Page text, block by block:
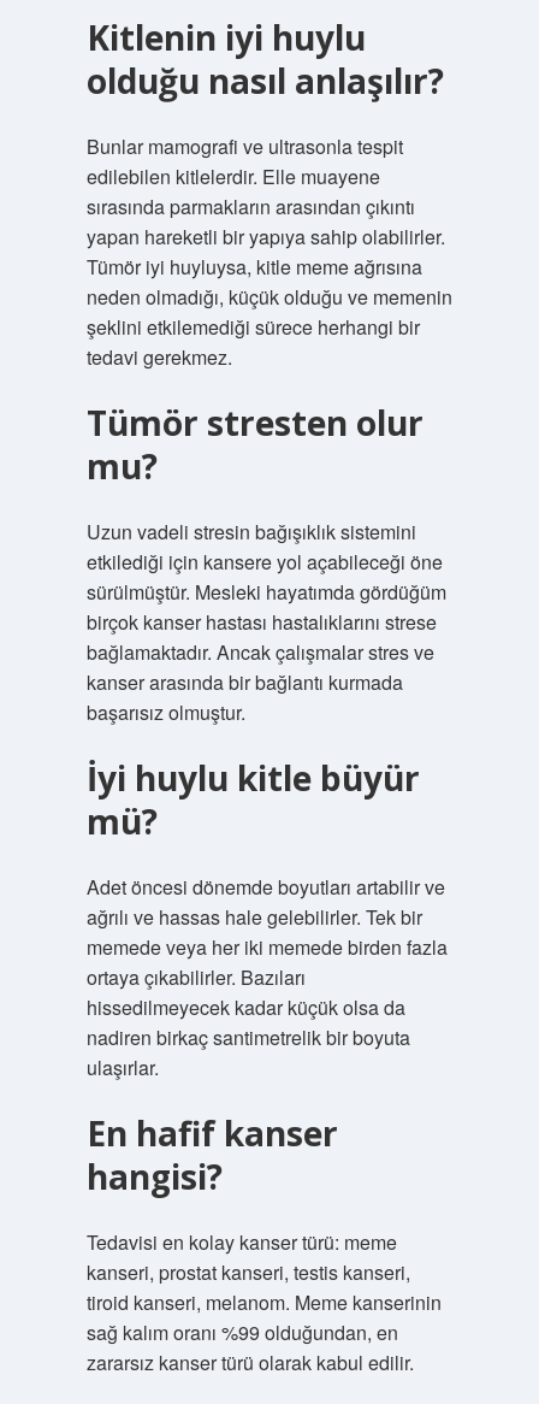
Kitlenin iyi huylu
olduğu nasıl anlaşılır?
Bunlar mamografi ve ultrasonla tespit
edilebilen kitlelerdir. Elle muayene
sırasında parmakların arasından çıkıntı
yapan hareketli bir yapıya sahip olabilirler.
Tümör iyi huyluysa, kitle meme ağrısına
neden olmadığı, küçük olduğu ve memenin
şeklini etkilemediği sürece herhangi bir
tedavi gerekmez.
Tümör stresten olur
mu?
Uzun vadeli stresin bağışıklık sistemini
etkilediği için kansere yol açabileceği öne
sürülmüştür. Mesleki hayatımda gördüğüm
birçok kanser hastası hastalıklarını strese
bağlamaktadır. Ancak çalışmalar stres ve
kanser arasında bir bağlantı kurmada
başarısız olmuştur.
İyi huylu kitle büyür
mü?
Adet öncesi dönemde boyutları artabilir ve
ağrılı ve hassas hale gelebilirler. Tek bir
memede veya her iki memede birden fazla
ortaya çıkabilirler. Bazıları
hissedilmeyecek kadar küçük olsa da
nadiren birkaç santimetrelik bir boyuta
ulaşırlar.
En hafif kanser
hangisi?
Tedavisi en kolay kanser türü: meme
kanseri, prostat kanseri, testis kanseri,
tiroid kanseri, melanom. Meme kanserinin
sağ kalım oranı %99 olduğundan, en
zararsız kanser türü olarak kabul edilir.